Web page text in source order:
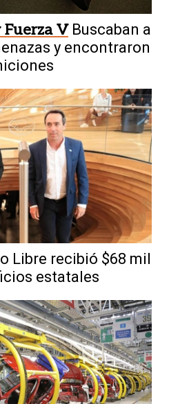
V Buscaban a
y encontraron
Libre recibió $68 mil
estatales